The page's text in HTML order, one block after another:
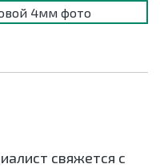
свяжется с